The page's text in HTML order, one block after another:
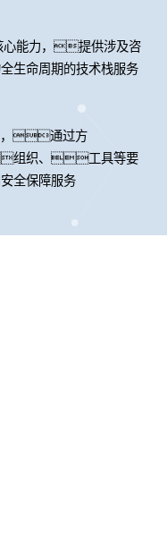
心能力，提供涉及咨
命周期的技术栈服务
，通过方
织、工具等要
全保障服务